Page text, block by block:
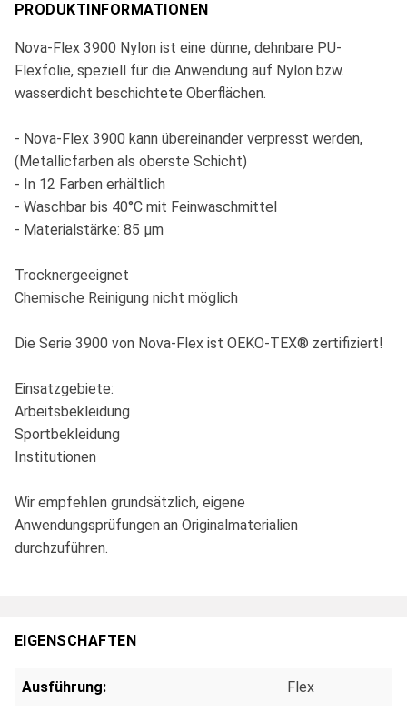
PRODUKTINFORMATIONEN
Nova-Flex 3900 Nylon ist eine dünne, dehnbare PU-
Flexfolie, speziell für die Anwendung auf Nylon bzw.
wasserdicht beschichtete Oberflächen.
- Nova-Flex 3900 kann übereinander verpresst werden,
(Metallicfarben als oberste Schicht)
- In 12 Farben erhältlich
- Waschbar bis 40°C mit Feinwaschmittel
- Materialstärke: 85 µm
Trocknergeeignet
Chemische Reinigung nicht möglich
Die Serie 3900 von Nova-Flex ist OEKO-TEX® zertifiziert!
Einsatzgebiete:
Arbeitsbekleidung
Sportbekleidung
Institutionen
Wir empfehlen grundsätzlich, eigene
Anwendungsprüfungen an Originalmaterialien
durchzuführen.
EIGENSCHAFTEN
Ausführung: Flex